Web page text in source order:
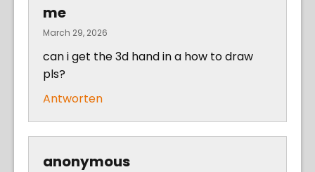
me
March 29, 2026
can i get the 3d hand in a how to draw
pls?
Antworten
anonymous